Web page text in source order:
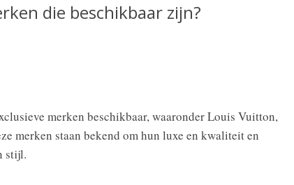
die beschikbaar zijn?
merken beschikbaar, waaronder Louis Vuitton,
merken staan bekend om hun luxe en kwaliteit en
stijl.